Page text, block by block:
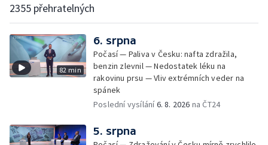
2355 přehratelných
82 min
6. srpna
Počasí — Paliva v Česku: nafta zdražila,
benzin zlevnil — Nedostatek léku na
rakovinu prsu — Vliv extrémních veder na
spánek
Poslední vysílání6. 8. 2026 na ČT24
5. srpna